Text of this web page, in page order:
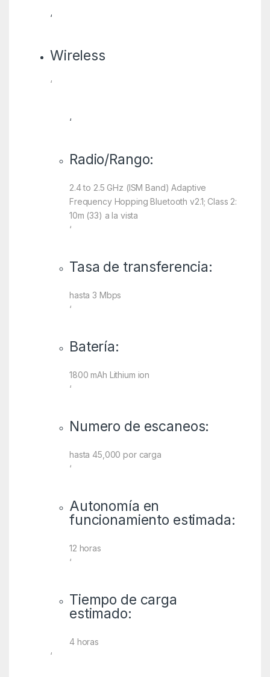
‘
Wireless
‘
‘
Radio/Rango:
2.4 to 2.5 GHz (ISM Band) Adaptive
Frequency Hopping Bluetooth v2.1; Class 2:
10m (33) a la vista
‘
Tasa de transferencia:
hasta 3 Mbps
‘
Batería:
1800 mAh Lithium ion
‘
Numero de escaneos:
hasta 45,000 por carga
‘
Autonomía en
funcionamiento estimada:
12 horas
‘
Tiempo de carga
estimado:
4 horas
‘